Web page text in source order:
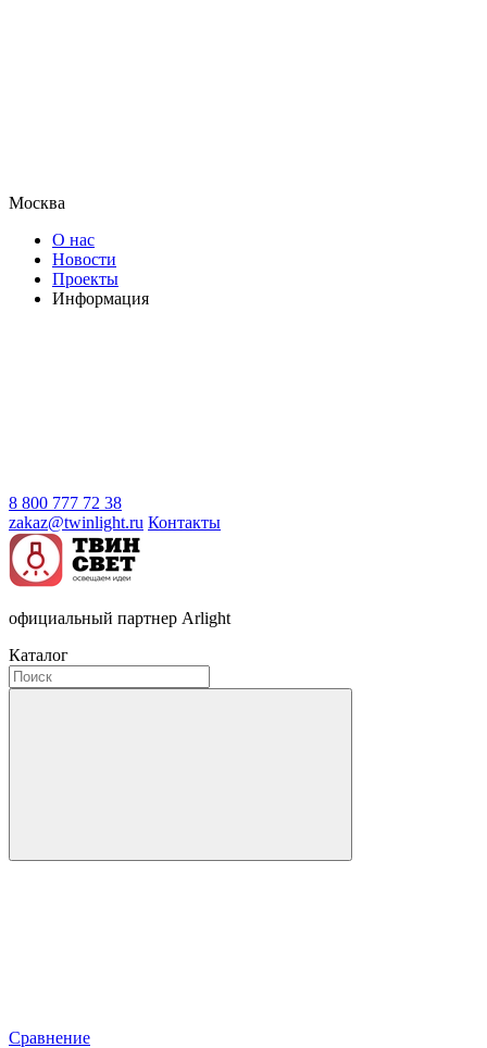
Москва
О нас
Новости
Проекты
Информация
8 800 777 72 38
zakaz@twinlight.ru Контакты
официальный партнер Arlight
Каталог
Сравнение